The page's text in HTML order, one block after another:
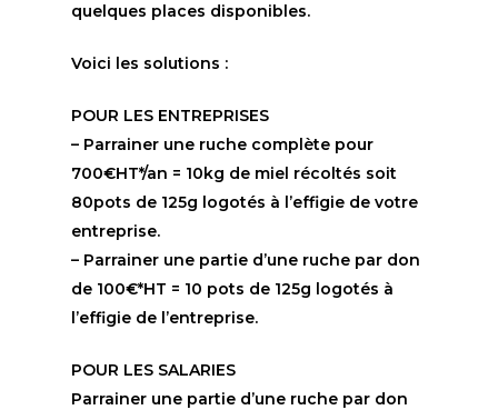
quelques places disponibles.
Voici les solutions :
POUR LES ENTREPRISES
– Parrainer une ruche complète pour
700€HT*/an = 10kg de miel récoltés soit
80pots de 125g logotés à l’effigie de votre
entreprise.
– Parrainer une partie d’une ruche par don
de 100€*HT = 10 pots de 125g logotés à
l’effigie de l’entreprise.
POUR LES SALARIES
Parrainer une partie d’une ruche par don